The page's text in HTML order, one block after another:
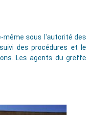
même sous l'autorité des
des procédures et le
Les agents du greffe